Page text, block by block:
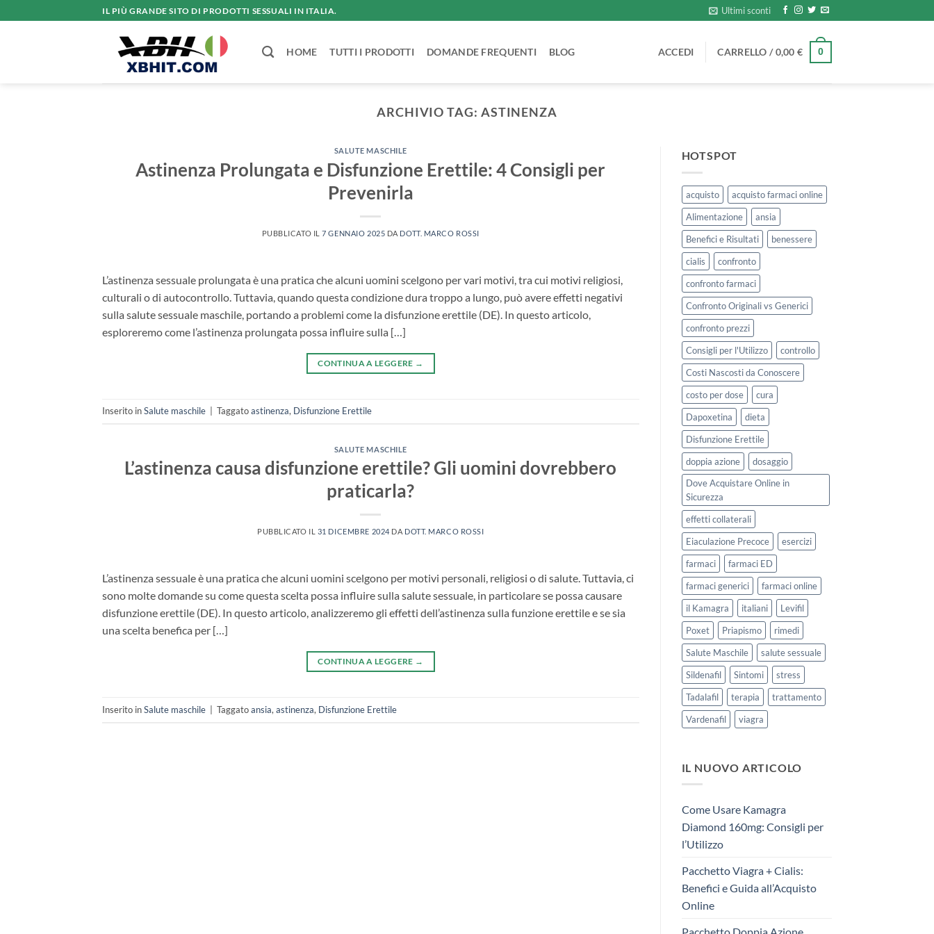
ai
IL PIÙ GRANDE SITO DI PRODOTTI SESSUALI IN ITALIA. Ultimi sconti
HOME TUTTI I PRODOTTI DOMANDE FREQUENTI BLOG ACCEDI CARRELLO /0,00€ 0
ARCHIVIO TAG: ASTINENZA
SALUTE MASCHILE
Astinenza Prolungata e Disfunzione Erettile: 4 Consigli per
Prevenirla
PUBBLICATO IL7 GENNAIO 2025 DA DOTT. MARCO ROSSI
L’astinenza sessuale prolungata è una pratica che alcuni uomini scelgono per vari motivi, tra cui motivi religiosi,
culturali o di autocontrollo. Tuttavia, quando questa condizione dura troppo a lungo, può avere effetti negativi
sulla salute sessuale maschile, portando a problemi come la disfunzione erettile (DE). In questo articolo,
esploreremo come l’astinenza prolungata possa influire sulla […]
CONTINUA A LEGGERE →
Inserito inSalute maschile Taggatoastinenza, Disfunzione Erettile
SALUTE MASCHILE
L’astinenza causa disfunzione erettile? Gli uomini dovrebbero
praticarla?
PUBBLICATO IL 31 DICEMBRE 2024 DA DOTT. MARCO ROSSI
L’astinenza sessuale è una pratica che alcuni uomini scelgono per motivi personali, religiosi o di salute. Tuttavia, ci
sono molte domande su come questa scelta possa influire sulla salute sessuale, in particolare se possa causare
disfunzione erettile (DE). In questo articolo, analizzeremo gli effetti dell’astinenza sulla funzione erettile e se sia
una scelta benefica per […]
CONTINUA A LEGGERE →
Inserito inSalute maschile Taggatoansia, astinenza, Disfunzione Erettile
HOTSPOT
acquisto
acquisto farmaci online
Alimentazione
ansia
Benefici e Risultati
benessere
cialis
confronto
confronto farmaci
Confronto Originali vs Generici
confronto prezzi
Consigli per l'Utilizzo
controllo
Costi Nascosti da Conoscere
costo per dose
cura
Dapoxetina
dieta
Disfunzione Erettile
doppia azione
dosaggio
Dove Acquistare Online in
Sicurezza
effetti collaterali
Eiaculazione Precoce
esercizi
farmaci
farmaci ED
farmaci generici
farmaci online
il Kamagra
italiani
Levifil
Poxet
Priapismo
rimedi
Salute Maschile
salute sessuale
Sildenafil
Sintomi
stress
Tadalafil
terapia
trattamento
Vardenafil
viagra
IL NUOVO ARTICOLO
Come Usare Kamagra
Diamond 160mg: Consigli per
l’Utilizzo
Pacchetto Viagra + Cialis:
Benefici e Guida all’Acquisto
Online